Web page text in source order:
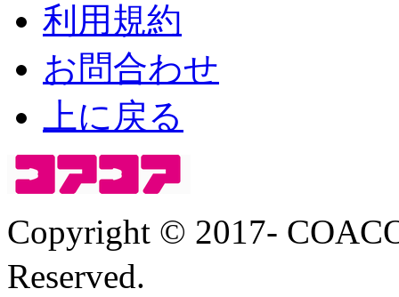
利用規約
お問合わせ
上に戻る
Copyright © 2017-
Reserved.